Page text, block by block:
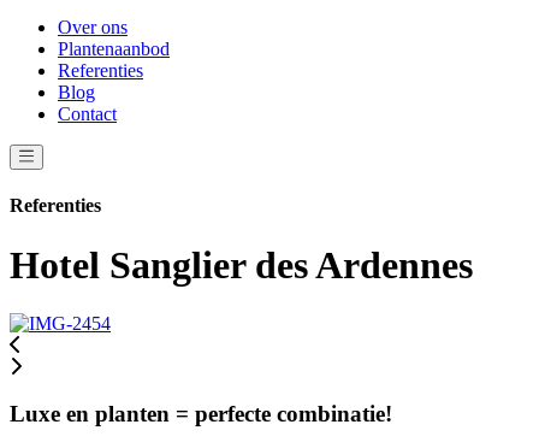
Over ons
Plantenaanbod
Referenties
Blog
Contact
Referenties
Hotel Sanglier des Ardennes
Luxe en planten = perfecte combinatie!